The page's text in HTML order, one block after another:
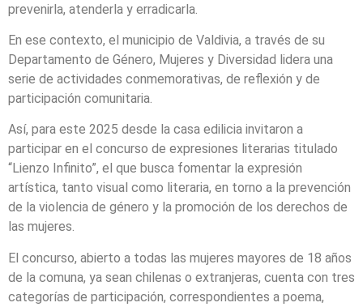
prevenirla, atenderla y erradicarla.
En ese contexto, el municipio de Valdivia, a través de su
Departamento de Género, Mujeres y Diversidad lidera una
serie de actividades conmemorativas, de reflexión y de
participación comunitaria.
Así, para este 2025 desde la casa edilicia invitaron a
participar en el concurso de expresiones literarias titulado
“Lienzo Infinito”, el que busca fomentar la expresión
artística, tanto visual como literaria, en torno a la prevención
de la violencia de género y la promoción de los derechos de
las mujeres.
El concurso, abierto a todas las mujeres mayores de 18 años
de la comuna, ya sean chilenas o extranjeras, cuenta con tres
categorías de participación, correspondientes a poema,